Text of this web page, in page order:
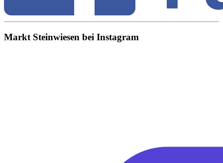
Markt Steinwiesen bei Instagram